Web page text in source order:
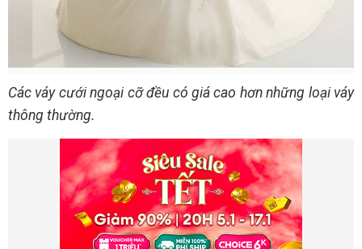
Các váy cưới ngoại cỡ đều có giá cao hơn những loại váy
thông thường.